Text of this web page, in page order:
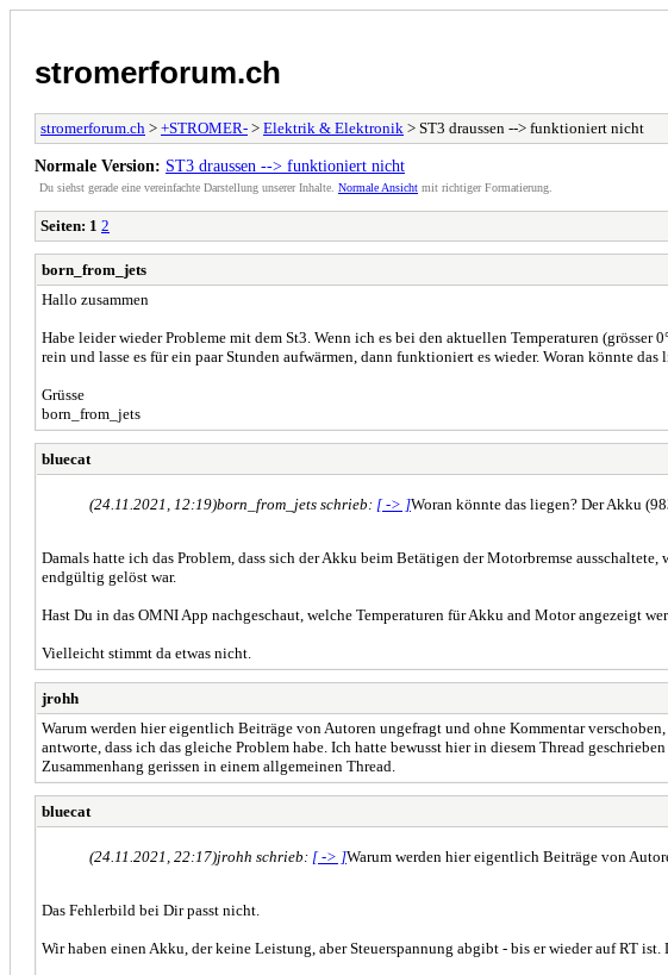
stromerforum.ch
stromerforum.ch > +STROMER- > Elektrik & Elektronik > ST3 draussen --> funktioniert nicht
Normale Version: ST3 draussen --> funktioniert nicht
Du siehst gerade eine vereinfachte Darstellung unserer Inhalte. Normale Ansicht mit richtiger Formatierung.
Seiten: 1 2
born_from_jets
Hallo zusammen
Habe leider wieder Probleme mit dem St3. Wenn ich es bei den aktuellen Temperaturen
rein und lasse es für ein paar Stunden aufwärmen, dann funktioniert es wieder. Woran könnte
Grüsse
born_from_jets
bluecat
(24.11.2021, 12:19)born_from_jets schrieb: [ -> ]Woran könnte das liegen? Der Akku
Damals hatte ich das Problem, dass sich der Akku beim Betätigen der Motorbremse
endgültig gelöst war.
Hast Du in das OMNI App nachgeschaut, welche Temperaturen für Akku and Motor angezeigt
Vielleicht stimmt da etwas nicht.
jrohh
Warum werden hier eigentlich Beiträge von Autoren ungefragt und ohne Kommentar
antworte, dass ich das gleiche Problem habe. Ich hatte bewusst hier in diesem Thread
Zusammenhang gerissen in einem allgemeinen Thread.
bluecat
(24.11.2021, 22:17)jrohh schrieb: [ -> ]Warum werden hier eigentlich Beiträge von
Das Fehlerbild bei Dir passt nicht.
Wir haben einen Akku, der keine Leistung, aber Steuerspannung abgibt - bis er wieder auf RT ist.